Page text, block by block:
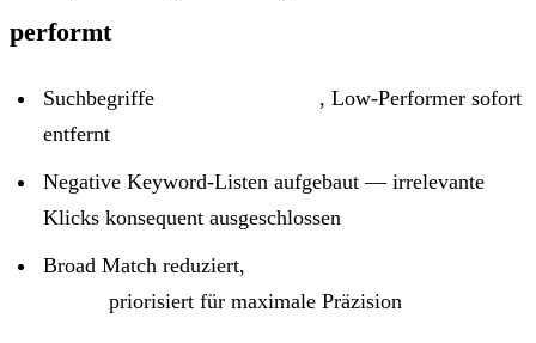
performt
Suchbegriffe
, Low-Performer sofort
entfernt
Negative Keyword-Listen aufgebaut — irrelevante
Klicks konsequent ausgeschlossen
Broad Match reduziert,
priorisiert für maximale Präzision